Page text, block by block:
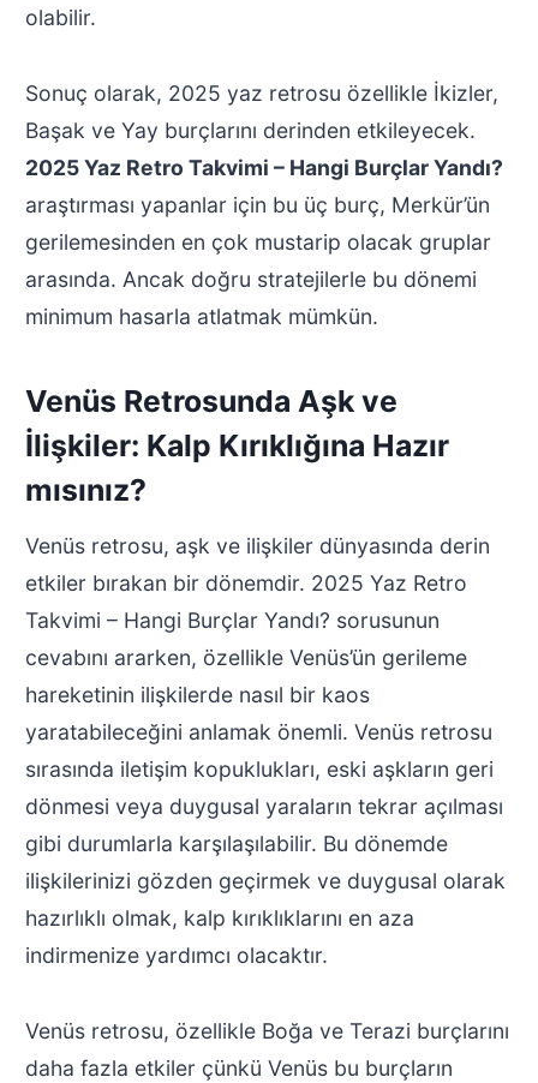
olabilir.
Sonuç olarak, 2025 yaz retrosu özellikle İkizler,
Başak ve Yay burçlarını derinden etkileyecek.
2025 Yaz Retro Takvimi – Hangi Burçlar Yandı?
araştırması yapanlar için bu üç burç, Merkür’ün
gerilemesinden en çok mustarip olacak gruplar
arasında. Ancak doğru stratejilerle bu dönemi
minimum hasarla atlatmak mümkün.
Venüs Retrosunda Aşk ve
İlişkiler: Kalp Kırıklığına Hazır
mısınız?
Venüs retrosu, aşk ve ilişkiler dünyasında derin
etkiler bırakan bir dönemdir. 2025 Yaz Retro
Takvimi – Hangi Burçlar Yandı? sorusunun
cevabını ararken, özellikle Venüs’ün gerileme
hareketinin ilişkilerde nasıl bir kaos
yaratabileceğini anlamak önemli. Venüs retrosu
sırasında iletişim kopuklukları, eski aşkların geri
dönmesi veya duygusal yaraların tekrar açılması
gibi durumlarla karşılaşılabilir. Bu dönemde
ilişkilerinizi gözden geçirmek ve duygusal olarak
hazırlıklı olmak, kalp kırıklıklarını en aza
indirmenize yardımcı olacaktır.
Venüs retrosu, özellikle Boğa ve Terazi burçlarını
daha fazla etkiler çünkü Venüs bu burçların